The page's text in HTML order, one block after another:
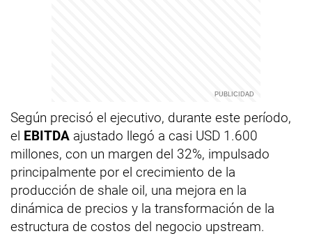
Según precisó el ejecutivo, durante este período,
el EBITDA ajustado llegó a casi USD 1.600
millones, con un margen del 32%, impulsado
principalmente por el crecimiento de la
producción de shale oil, una mejora en la
dinámica de precios y la transformación de la
estructura de costos del negocio upstream.